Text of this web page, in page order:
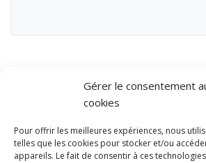
Gérer le consentement
cookies
Pour offrir les meilleures expériences, nous
telles que les cookies pour stocker et/ou
appareils. Le fait de consentir à ces